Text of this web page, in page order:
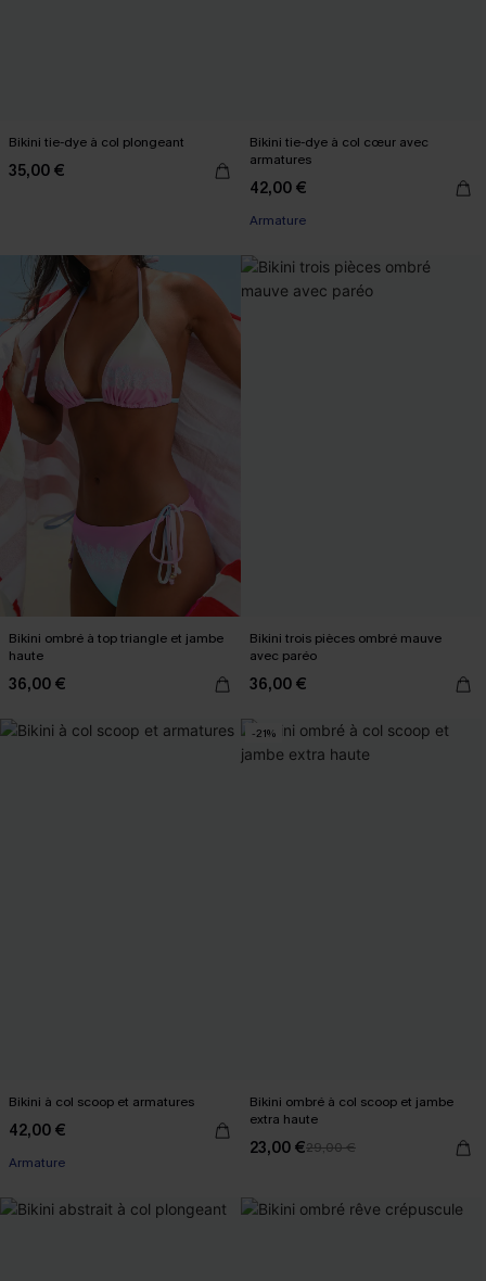
Bikini tie-dye à col plongeant
35,00 €
Bikini tie-dye à col cœur avec
armatures
42,00 €
Armature
Bikini ombré à top triangle et jambe
haute
36,00 €
Bikini trois pièces ombré mauve
avec paréo
36,00 €
Bikini à col scoop et armatures
42,00 €
Armature
-21%
Bikini ombré à col scoop et jambe
extra haute
23,00 €29,00 €